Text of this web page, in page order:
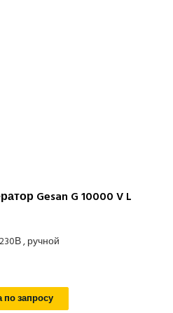
Gesan G 10000 V L
, ручной
по запросу